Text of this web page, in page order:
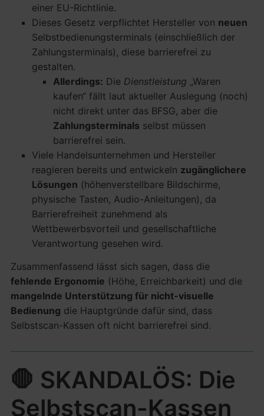
einer EU-Richtlinie.
Dieses Gesetz verpflichtet Hersteller von neuen
Selbstbedienungsterminals (einschließlich der
Zahlungsterminals), diese barrierefrei zu
gestalten.
Allerdings: Die Dienstleistung „Waren
kaufen“ fällt laut aktueller Auslegung (noch)
nicht direkt unter das BFSG, aber die
Zahlungsterminals selbst müssen
barrierefrei sein.
Viele Handelsunternehmen und Hersteller
reagieren bereits und entwickeln zugänglichere
Lösungen (höhenverstellbare Bildschirme,
physische Tasten, Audio-Anleitungen), da
Barrierefreiheit zunehmend als
Wettbewerbsvorteil und gesellschaftliche
Verantwortung gesehen wird.
Zusammenfassend lässt sich sagen, dass die
fehlende Ergonomie (Höhe, Erreichbarkeit) und die
mangelnde Unterstützung für nicht-visuelle
Bedienung die Hauptgründe dafür sind, dass
Selbstscan-Kassen oft nicht barrierefrei sind.
🛑 SKANDALÖS: Die
Selbstscan-Kassen